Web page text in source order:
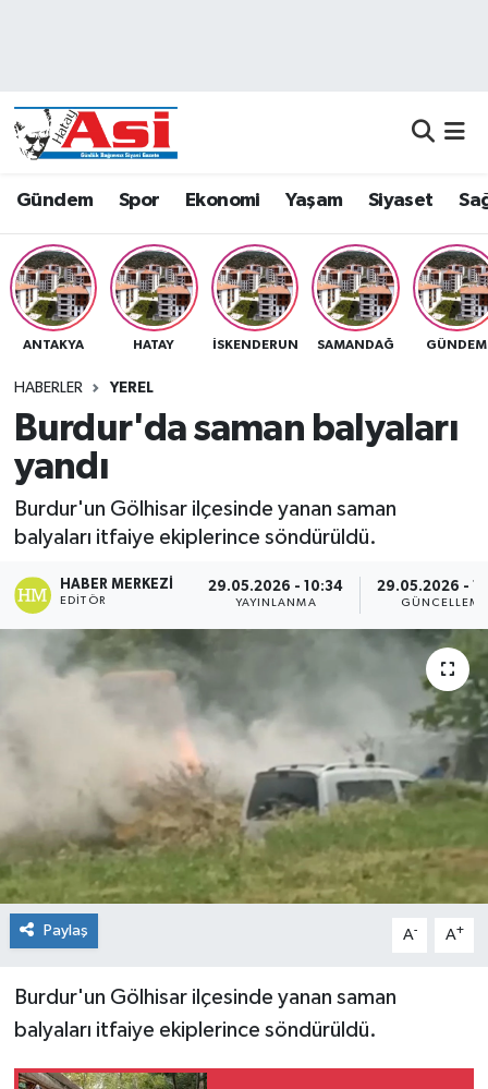
Gündem Spor Ekonomi Yaşam Siyaset
ANTAKYA HATAY İSKENDERUN SAMANDAĞ GÜNDEM
HABERLER YEREL
Burdur'da saman balyaları
yandı
Burdur'un Gölhisar ilçesinde yanan saman
balyaları itfaiye ekiplerince söndürüldü.
HABER MERKEZI
EDITÖR
29.05.2026 - 10:34
YAYINLANMA
29.05.2026 -
GÜNCELLEME
Paylaş A- A+
Burdur'un Gölhisar ilçesinde yanan saman
balyaları itfaiye ekiplerince söndürüldü.
Dünya
Eğitim
Ekonomi
Gündem
Sağlık
Siyaset
Spor
Teknoloji
Yaşam
Hava Durumu
Namaz Vakitleri
Trafik Durumu
Süper Lig Puan Durumu ve Fikstür
Son Dakika Haberleri
Haber Arşivi